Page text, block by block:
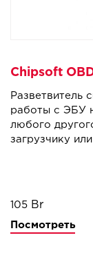
Chipsoft
Разветвитель
работы с ЭБУ
любого
загрузчику
105
Посмотреть